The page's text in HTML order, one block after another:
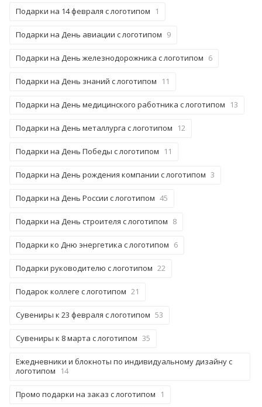
Подарки на 14 февраля с логотипом 1
Подарки на День авиации с логотипом 9
Подарки на День железнодорожника с логотипом 6
Подарки на День знаний с логотипом 11
Подарки на День медицинского работника с логотипом 13
Подарки на День металлурга с логотипом 12
Подарки на День Победы с логотипом 11
Подарки на День рождения компании с логотипом 3
Подарки на День России с логотипом 45
Подарки на День строителя с логотипом 8
Подарки ко Дню энергетика с логотипом 6
Подарки руководителю с логотипом 22
Подарок коллеге с логотипом 21
Сувениры к 23 февраля с логотипом 53
Сувениры к 8 марта с логотипом 35
Ежедневники и блокноты по индивидуальному дизайну с
логотипом
14
Промо подарки на заказ с логотипом 1